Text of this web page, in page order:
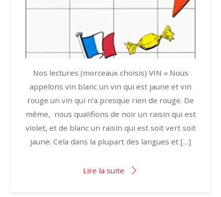
Nos lectures (morceaux choisis) VIN « Nous
appelons vin blanc un vin qui est jaune et vin
rouge un vin qui n’a presque rien de rouge. De
même, nous qualifions de noir un raisin qui est
violet, et de blanc un raisin qui est soit vert soit
jaune. Cela dans la plupart des langues et […]
Lire la suite